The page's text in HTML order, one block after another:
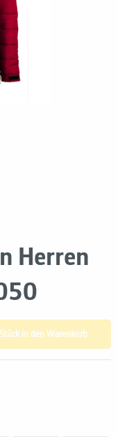
Herren
Stück in den Warenkorb